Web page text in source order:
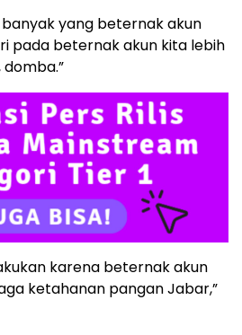
banyak yang beternak akun
pada beternak akun kita lebih
karena beternak akun
ketahanan pangan Jabar,”